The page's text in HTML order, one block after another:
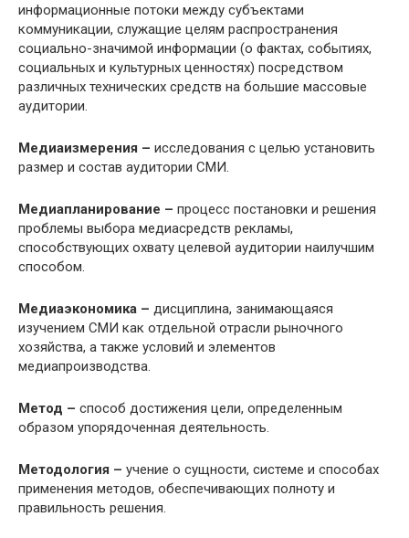
информационные потоки между субъектами
коммуникации, служащие целям распространения
социально-значимой информации (о фактах, событиях,
социальных и культурных ценностях) посредством
различных технических средств на большие массовые
аудитории.
Медиаизмерения – исследования с целью установить
размер и состав аудитории СМИ.
Медиапланирование – процесс постановки и решения
проблемы выбора медиасредств рекламы,
способствующих охвату целевой аудитории наилучшим
способом.
Медиаэкономика – дисциплина, занимающаяся
изучением СМИ как отдельной отрасли рыночного
хозяйства, а также условий и элементов
медиапроизводства.
Метод – способ достижения цели, определенным
образом упорядоченная деятельность.
Методология – учение о сущности, системе и способах
применения методов, обеспечивающих полноту и
правильность решения.